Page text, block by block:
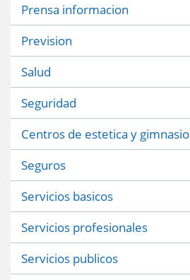
Prensa informacion
Prevision
Salud
Seguridad
Centros de estetica y gimnasio
Seguros
Servicios basicos
Servicios profesionales
Servicios publicos